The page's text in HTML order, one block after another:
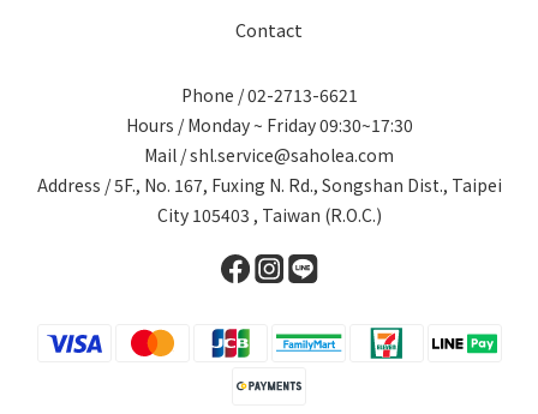
Contact
Phone / 02-2713-6621
Hours / Monday ~ Friday 09:30~17:30
Mail / shl.service@saholea.com
Address / 5F., No. 167, Fuxing N. Rd., Songshan Dist., Taipei
City 105403 , Taiwan (R.O.C.)